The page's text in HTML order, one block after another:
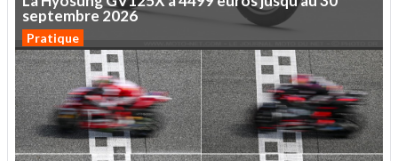
septembre 2026
Pratique